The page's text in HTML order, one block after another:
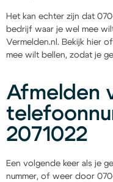
Het kan echter zijn dat
bedrijf waar je wel mee
Vermelden.nl. Bekijk hier
mee wilt bellen, zodat je
Afmelden
2071022
Een volgende keer als je
nummer, of weer door